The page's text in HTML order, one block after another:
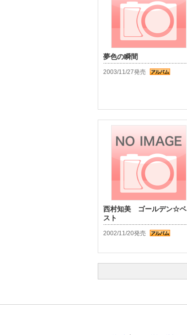
夢色の瞬間
2003/11/27発売
西村知美 ゴールデン☆ベ
スト
2002/11/20発売